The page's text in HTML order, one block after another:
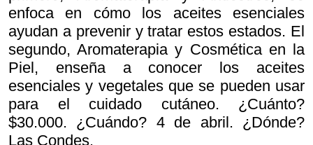
enfoca en cómo los aceites esenciales
ayudan a prevenir y tratar estos estados. El
segundo, Aromaterapia y Cosmética en la
Piel, enseña a conocer los aceites
esenciales y vegetales que se pueden usar
para el cuidado cutáneo. ¿Cuánto?
$30.000. ¿Cuándo? 4 de abril. ¿Dónde?
Las Condes.